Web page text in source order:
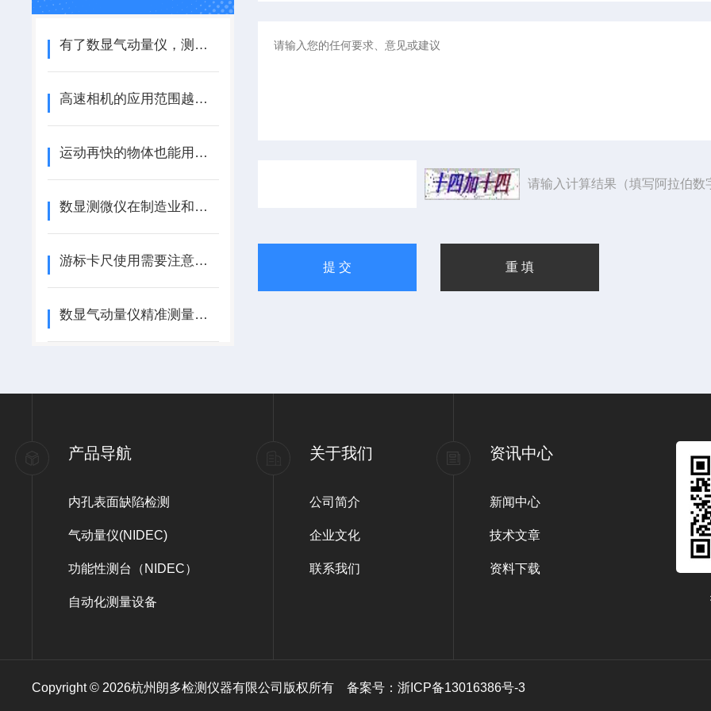
有了数显气动量仪，测量精度真的显著提高
高速相机的应用范围越来越广泛
运动再快的物体也能用高速相机轻易抓拍
数显测微仪在制造业和质量控制中的应用有哪些？
游标卡尺使用需要注意的以下几点
数显气动量仪精准测量的现代解决方案
请输入计算结果（填写阿拉伯数
产品导航
内孔表面缺陷检测
气动量仪(NIDEC)
功能性测台（NIDEC）
自动化测量设备
关于我们
公司简介
企业文化
联系我们
资讯中心
新闻中心
技术文章
资料下载
Copyright © 2026杭州朗多检测仪器有限公司版权所有备案号：浙ICP备13016386号-3